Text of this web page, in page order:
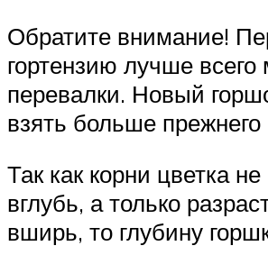
Обратите внимание!
гортензию лучше всего
перевалки. Новый
взять больше прежнего
Так как корни цветка не
вглубь, а только
вширь, то глубину